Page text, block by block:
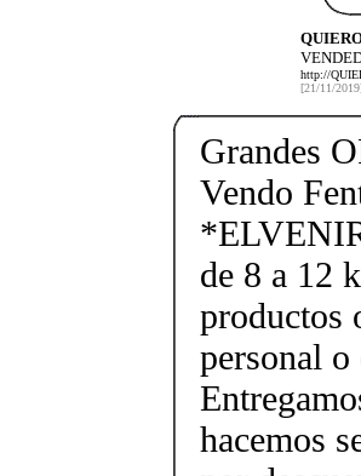
http://
[21/11/
Grandes
Vendo
de 8 a 12
productos
personal
hacemos